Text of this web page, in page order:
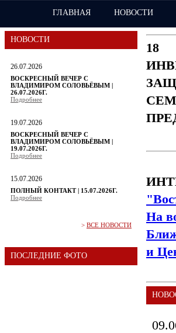
ГЛАВНАЯ НОВОСТИ
НОВОСТИ
26.07.2026
ВОСКРЕСНЫЙ ВЕЧЕР С
ВЛАДИМИРОМ СОЛОВЬЁВЫМ |
26.07.2026Г.
Подробнее
19.07.2026
ВОСКРЕСНЫЙ ВЕЧЕР С
ВЛАДИМИРОМ СОЛОВЬЁВЫМ |
19.07.2026Г.
Подробнее
15.07.2026
ПОЛНЫЙ КОНТАКТ | 15.07.2026Г.
Подробнее
> ВСЕ НОВОСТИ
ПОСЛЕДНИЕ ФОТО
18
На
и